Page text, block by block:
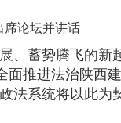
席论坛并讲话
蓄势腾飞的新
推进法治陕西
法系统将以此